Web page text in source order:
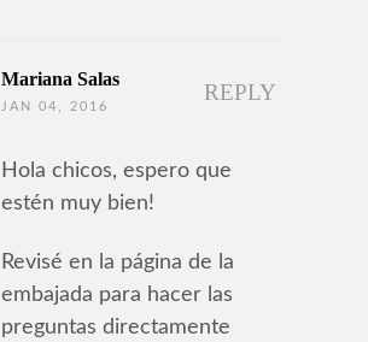
Mariana Salas
JAN 04, 2016
REPLY
Hola chicos, espero que
estén muy bien!
Revisé en la página de la
embajada para hacer las
preguntas directamente